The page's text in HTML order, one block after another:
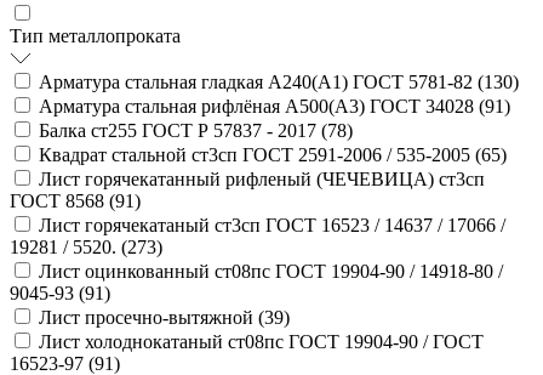
Тип металлопроката
Арматура стальная гладкая А240(А1) ГОСТ 5781-82 (130)
Арматура стальная рифлёная А500(А3) ГОСТ 34028 (91)
Балка ст255 ГОСТ Р 57837 - 2017 (78)
Квадрат стальной ст3сп ГОСТ 2591-2006 / 535-2005 (65)
Лист горячекатанный рифленый (ЧЕЧЕВИЦА) ст3сп
ГОСТ 8568 (91)
Лист горячекатаный ст3сп ГОСТ 16523 / 14637 / 17066 /
19281 / 5520. (273)
Лист оцинкованный ст08пс ГОСТ 19904-90 / 14918-80 /
9045-93 (91)
Лист просечно-вытяжной (39)
Лист холоднокатаный ст08пс ГОСТ 19904-90 / ГОСТ
16523-97 (91)